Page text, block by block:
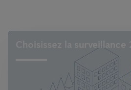
Choisissez la surveillance